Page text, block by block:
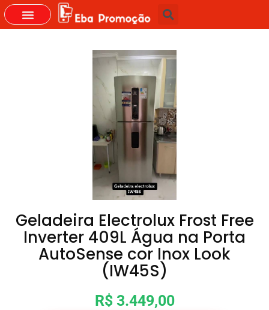
Geladeira Electrolux Frost Free
Inverter 409L Água na Porta
AutoSense cor Inox Look
(IW45S)
R$ 3.449,00